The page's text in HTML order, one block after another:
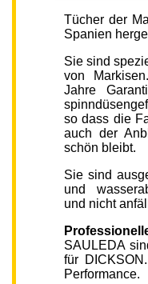
Tücher der
Spanien
Sie sind
von
Jahre
so dass die
auch der
schön bleibt.
Sie sind
und
und nicht
SAULEDA
für
Performance.